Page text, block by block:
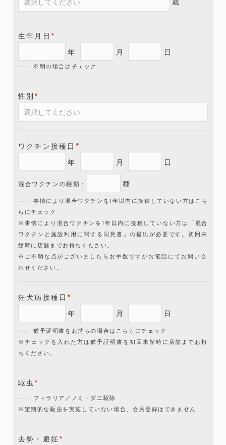
生年月日 *
年
月 日
不明の場合はチェック
性別 *
ワクチン接種日 *
年
月 日
混合ワクチンの種類： 種
事情により混合ワクチンを1年以内に接種していない方はこち
らにチェック
※事情により混合ワクチンを1年以内に接種していない方は「混合
ワクチンと施設利用に関する同意書」の提出が必要です。初回来
館時に店舗までお持ちください。
※ご不明な点がございましたらお手数ですがお電話にてお問い合
わせください。
狂犬病接種日 *
年
月 日
猶予証明書をお持ちの場合はこちらにチェック
※チェックを入れた方は猶予証明書を初回来館時に店舗までお持
ちください。
駆虫 *
フィラリア／ノミ・ダニ駆除
※定期的な駆虫を実施していない場合、会員登録はできません
去勢・避妊*